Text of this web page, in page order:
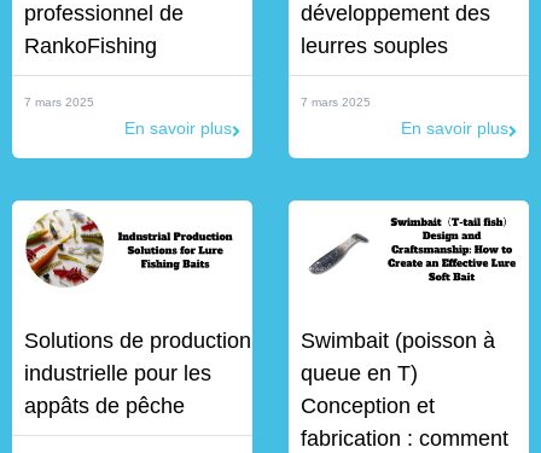
professionnel de
RankoFishing
7 mars 2025
En savoir plus
développement des
leurres souples
7 mars 2025
En savoir plus
Solutions de production
industrielle pour les
appâts de pêche
Swimbait (poisson à
queue en T)
Conception et
fabrication : comment